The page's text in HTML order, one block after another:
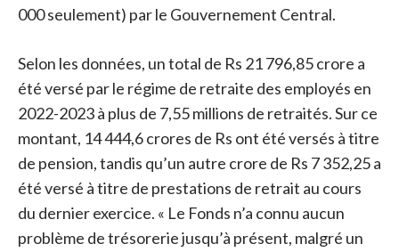
000 seulement) par le Gouvernement Central.
Selon les données, un total de Rs 21 796,85 crore a
été versé par le régime de retraite des employés en
2022-2023 à plus de 7,55 millions de retraités. Sur ce
montant, 14 444,6 crores de Rs ont été versés à titre
de pension, tandis qu’un autre crore de Rs 7 352,25 a
été versé à titre de prestations de retrait au cours
du dernier exercice. « Le Fonds n’a connu aucun
problème de trésorerie jusqu’à présent, malgré un